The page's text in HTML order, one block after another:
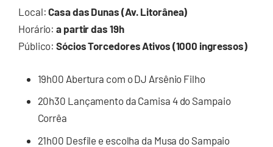
Local:Casa das Dunas (Av. Litorânea)
Horário:a partir das 19h
Público: Sócios Torcedores Ativos (1000 ingressos)
19h00 Abertura com o DJ Arsênio Filho
20h30 Lançamento da Camisa 4 do Sampaio
Corrêa
21h00 Desfile e escolha da Musa do Sampaio